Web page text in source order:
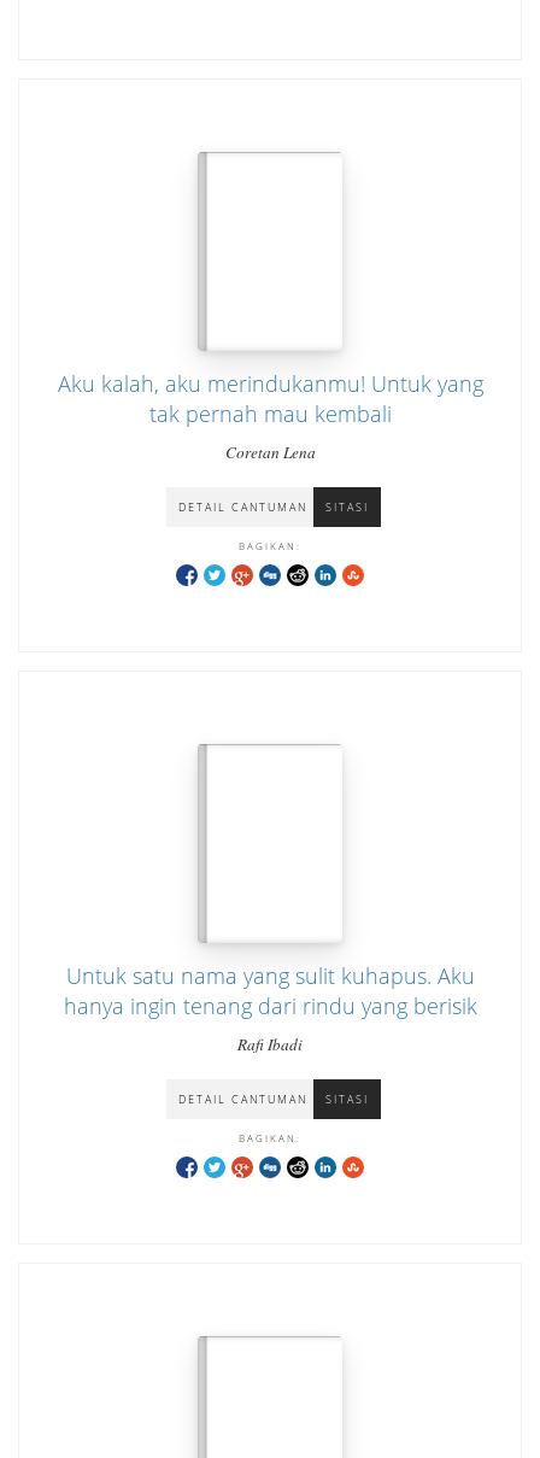
Aku kalah, aku merindukanmu! Untuk yang
tak pernah mau kembali
Coretan Lena
DETAIL CANTUMAN SITASI
BAGIKAN:
Untuk satu nama yang sulit kuhapus. Aku
hanya ingin tenang dari rindu yang berisik
Rafi Ibadi
DETAIL CANTUMAN SITASI
BAGIKAN: